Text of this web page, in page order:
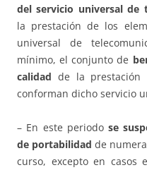
del servicio universal de
la prestación de los
universal de
mínimo, el conjunto de
calidad de la prestación
conforman dicho servicio
– En este periodo se
de portabilidad de
curso, excepto en casos